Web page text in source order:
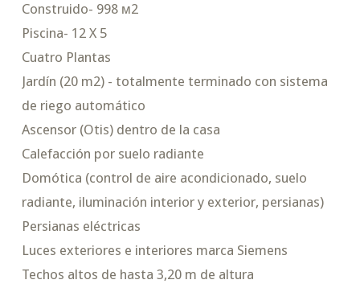
Construido- 998 м2
Piscina- 12 X 5
Cuatro Plantas
Jardín (20 m2) - totalmente terminado con sistema
de riego automático
Ascensor (Otis) dentro de la casa
Calefacción por suelo radiante
Domótica (control de aire acondicionado, suelo
radiante, iluminación interior y exterior, persianas)
Persianas eléctricas
Luces exteriores e interiores marca Siemens
Techos altos de hasta 3,20 m de altura